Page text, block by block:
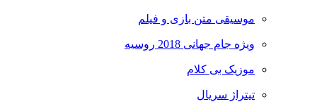
موسیقی متن بازی و فیلم
ویژه جام جهانی 2018 روسیه
موزیک بی کلام
تیتراژ سریال